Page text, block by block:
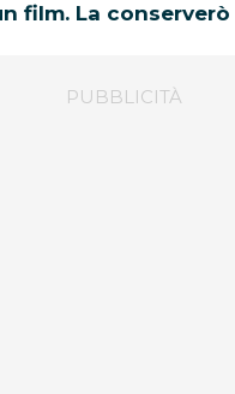
film. La conserverò